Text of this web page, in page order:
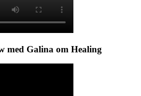
med Galina om Healing